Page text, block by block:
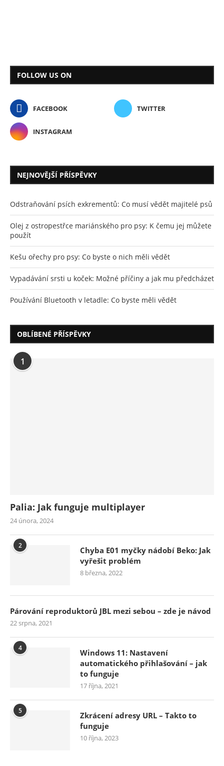
FOLLOW US ON
FACEBOOK TWITTER
INSTAGRAM
NEJNOVĚJŠÍ PŘÍSPĚVKY
Odstraňování psích exkrementů: Co musí vědět majitelé psů
Olej z ostropestřce mariánského pro psy: K čemu jej můžete
použít
Kešu ořechy pro psy: Co byste o nich měli vědět
Vypadávání srsti u koček: Možné příčiny a jak mu předcházet
Používání Bluetooth v letadle: Co byste měli vědět
OBLÍBENÉ PŘÍSPĚVKY
1
Palia: Jak funguje multiplayer
24 února, 2024
2
Chyba E01 myčky nádobí Beko: Jak
vyřešit problém
8 března, 2022
Párování reproduktorů JBL mezi sebou – zde je návod
22 srpna, 2021
4
Windows 11: Nastavení
automatického přihlašování – jak
to funguje
17 října, 2021
5
Zkrácení adresy URL – Takto to
funguje
10 října, 2023